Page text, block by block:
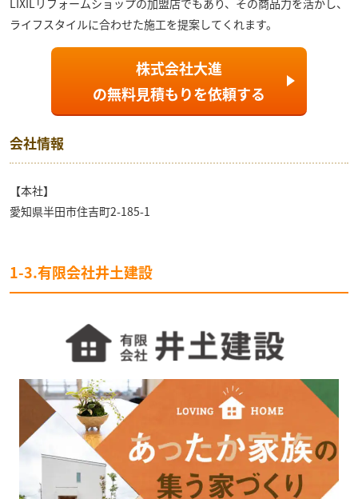
ライフスタイルに合わせた施工を提案してくれます。
株式会社大進
の無料見積もりを依頼する
会社情報
【本社】
愛知県半田市住吉町2-185-1
1-3.有限会社井土建設